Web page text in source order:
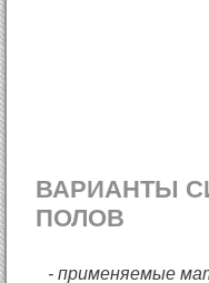
ВАРИАНТЫ
ПОЛОВ
- применяемые